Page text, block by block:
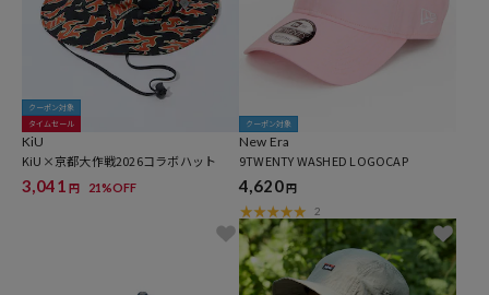
クーポン対象
タイムセール
KiU
KiU×京都大作戦2026コラボハット
3,041 円 21%OFF
クーポン対象
New Era
9TWENTY WASHED LOGOCAP
4,620円
2